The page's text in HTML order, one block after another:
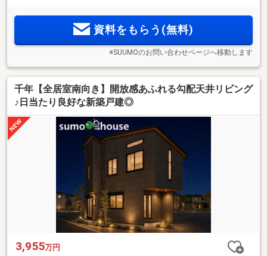
資料をもらう(無料)
※SUUMOのお問い合わせページへ移動します
千年【全居室南向き】開放感あふれる勾配天井リビング
♪日当たり良好な新築戸建◎
3,955万円